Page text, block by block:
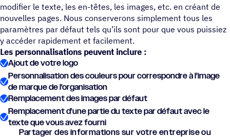
modifier le texte, les en-têtes, les images, etc. en créant de
nouvelles pages. Nous conserverons simplement tous les
paramètres par défaut tels qu’ils sont pour que vous puissiez
y accéder rapidement et facilement.
Les personnalisations peuvent inclure :
Ajout de votre logo
Personnalisation des couleurs pour correspondre à l'image
de marque de l'organisation
Remplacement des images par défaut
Remplacement d'une partie du texte par défaut avec le
texte que vous avez fourni
Parta­ger des infor­ma­tions sur votre entre­prise ou